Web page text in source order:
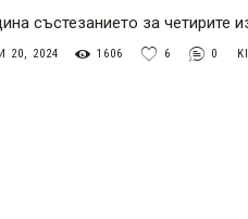
състезанието за четирите
20, 2024 1606 6 0